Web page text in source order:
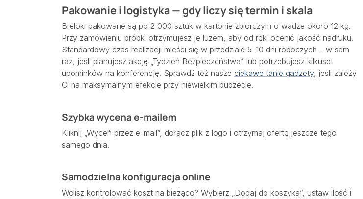
Pakowanie i logistyka — gdy liczy się termin i skala
Breloki pakowane są po 2 000 sztuk w kartonie zbiorczym o wadze około 12 kg.
Przy zamówieniu próbki otrzymujesz je luzem, aby od ręki ocenić jakość nadruku.
Standardowy czas realizacji mieści się w przedziale 5–10 dni roboczych – w sam
raz, jeśli planujesz akcję „Tydzień Bezpieczeństwa” lub potrzebujesz kilkuset
upominków na konferencję. Sprawdź też nasze ciekawe tanie gadżety, jeśli zależy
Ci na maksymalnym efekcie przy niewielkim budżecie.
Szybka wycena e-mailem
Kliknij „Wyceń przez e-mail”, dołącz plik z logo i otrzymaj ofertę jeszcze tego
samego dnia.
Samodzielna konfiguracja online
Wolisz kontrolować koszt na bieżąco? Wybierz „Dodaj do koszyka”, ustaw ilość i